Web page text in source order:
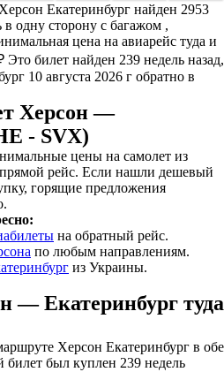
Екатеринбург найден 2953
в одну сторону с багажом ,
цена на авиарейс туда и
Это билет найден 239 недель назад,
10 августа 2026 г обратно в
Херсон —
- SVX)
цены на самолет из
рейс. Если нашли дешевый
горящие предложения
на обратный рейс.
по любым направлениям.
из Украины.
— Екатеринбург туда
Херсон Екатеринбург в обе
был куплен 239 недель